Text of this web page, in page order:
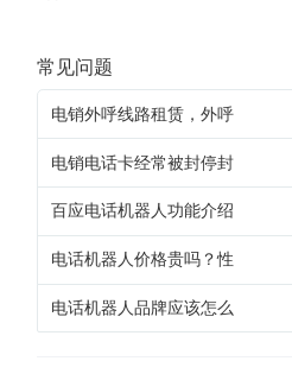
常见问题
电销外呼线路租赁，外呼
电销电话卡经常被封停封
百应电话机器人功能介绍
电话机器人价格贵吗？性
电话机器人品牌应该怎么